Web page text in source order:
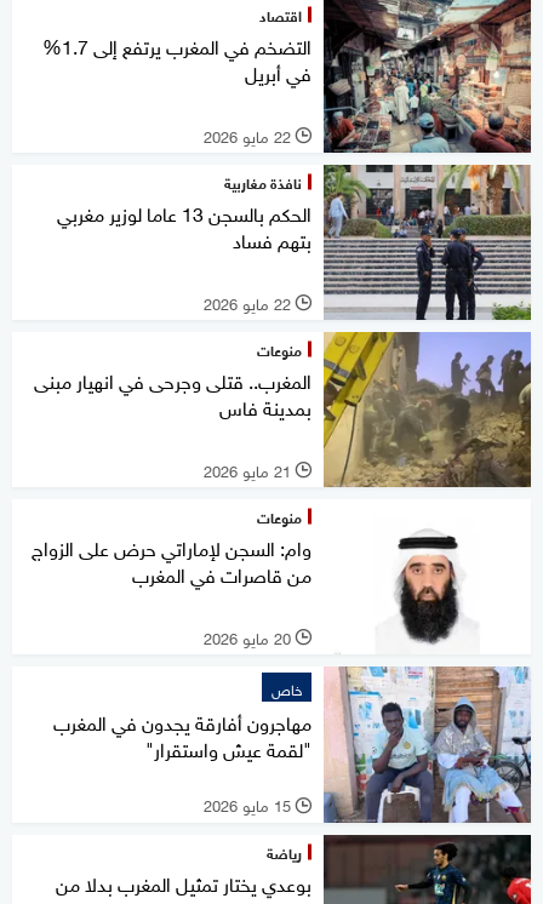
اقتصاد
التضخم في المغرب يرتفع إلى 1.7%
في أبريل
l 22 مايو 2026
نافذة مغاربية
الحكم بالسجن 13 عاما لوزير مغربي
بتهم فساد
l 22 مايو 2026
منوعات
المغرب.. قتلى وجرحى في انهيار مبنى
بمدينة فاس
l 21 مايو 2026
منوعات
وام: السجن لإماراتي حرض على الزواج
من قاصرات في المغرب
l 20 مايو 2026
خاص
مهاجرون أفارقة يجدون في المغرب
"لقمة عيش واستقرار"
l 15 مايو 2026
رياضة
بوعدي يختار تمثيل المغرب بدلا من